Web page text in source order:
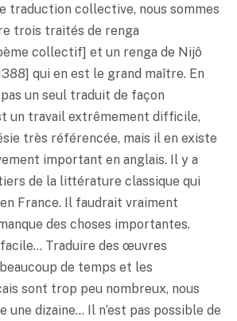
traduction collective, nous sommes
trois traités de renga
collectif] et un renga de Nijô
qui en est le grand maître. En
pas un seul traduit de façon
un travail extrêmement difficile,
très référencée, mais il en existe
important en anglais. Il y a
de la littérature classique qui
France. Il faudrait vraiment
des choses importantes.
facile… Traduire des œuvres
de temps et les
sont trop peu nombreux, nous
une dizaine… Il n’est pas possible de